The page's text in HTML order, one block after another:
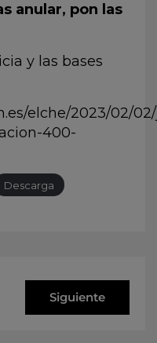
anular, pon las
y las bases
elche/2023/02/
400-
Descarga
Siguiente